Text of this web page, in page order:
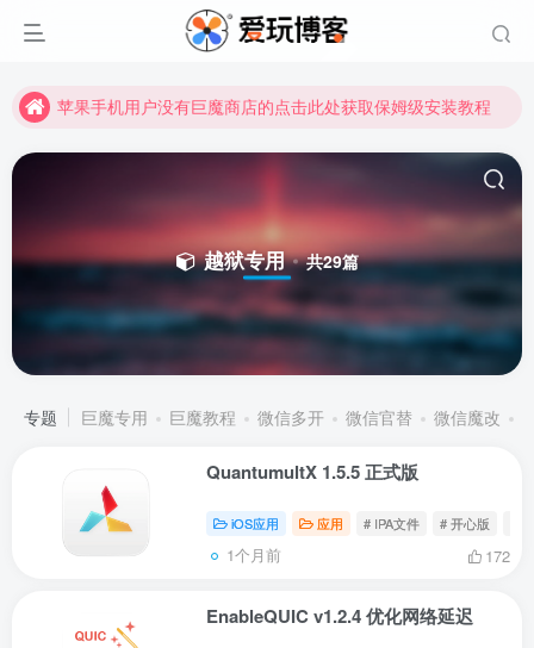
苹果手机用户没有巨魔商店的点击此处获取保姆级安装教程
苹果手机用户没有巨魔商店的点击此处获取保姆级安装教程
越狱专用 共29篇
专题 巨魔专用 巨魔教程 微信多开 微信官替 微信魔改
QuantumultX 1.5.5 正式版
iOS应用 应用 # IPA文件 # 开心版
1个月前 172
EnableQUIC v1.2.4 优化网络延迟
用户名或邮箱
登录密码